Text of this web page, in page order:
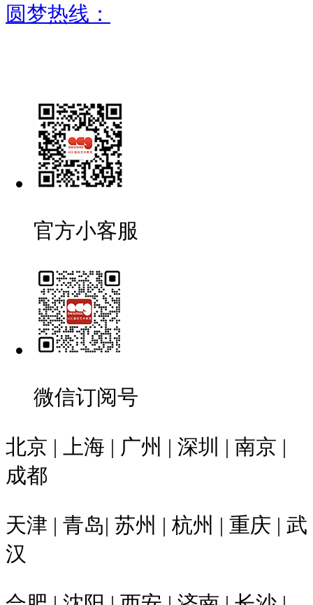
圆梦热线：
官方小客服
微信订阅号
北京 | 上海 | 广州 | 深圳 | 南京 |
成都
天津 | 青岛| 苏州 | 杭州 | 重庆 | 武
汉